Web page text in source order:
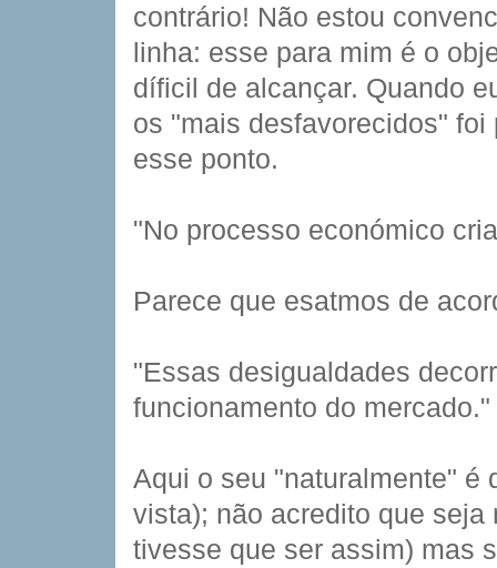
contrário! Não estou
linha: esse para mim é o
díficil de alcançar. Quando
os "mais desfavorecidos"
esse ponto.
"No processo económico
Parece que esatmos de
"Essas desigualdades
funcionamento do mercado."
Aqui o seu "naturalmente" é
vista); não acredito que
tivesse que ser assim) mas